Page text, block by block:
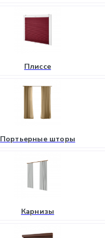
Плиссе
Портьерные шторы
Карнизы